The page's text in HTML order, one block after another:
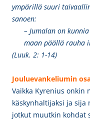
ympärillä suuri
sanoen:
– Jumalan on kunnia
maan päällä rauha
(Luuk. 2: 1-14)
Jouluevankeliumin
Vaikka Kyrenius
käskynhaltijaksi ja sija
jotkut muutkin kohdat